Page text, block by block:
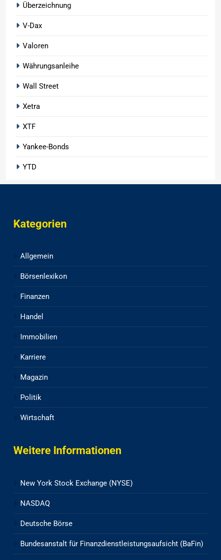
Überzeichnung
V-Dax
Valoren
Währungsanleihe
Wall Street
Xetra
XTF
Yankee-Bonds
YTD
Kategorien
Allgemein
Börsenlexikon
Finanzen
Handel
Immobilien
Karriere
Magazin
Politik
Wirtschaft
Weitere Informationen
New York Stock Exchange (NYSE)
NASDAQ
Deutsche Börse
Bundesanstalt für Finanzdienstleistungsaufsicht (BaFin)